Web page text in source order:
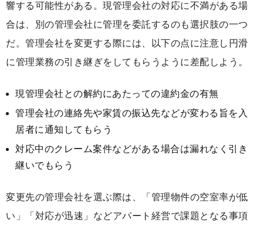
響する可能性がある。現管理会社の対応に不満がある場
合は、別の管理会社に管理を委託するのも選択肢の一つ
だ。管理会社を変更する際には、以下の点に注意し円滑
に管理業務の引き継ぎをしてもらうように差配しよう。
現管理会社との解約にあたっての違約金の有無
管理会社の連絡先や家賃の振込先などが変わる旨を入
居者に通知してもらう
対応中のクレーム案件などがある場合は漏れなく引き
継いでもらう
変更先の管理会社を選ぶ際は、「管理物件の空室率が低
い」「対応が迅速」などアパート経営で課題となる事項